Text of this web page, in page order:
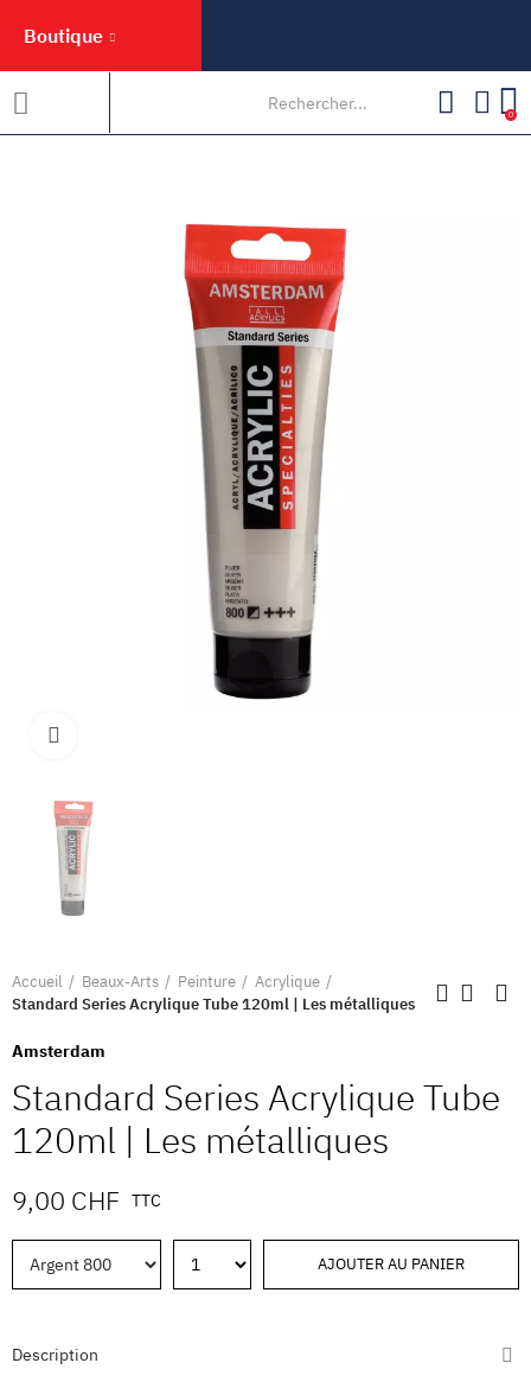
Boutique
0
Accueil Beaux-Arts Peinture
Acrylique
Standard Series Acrylique Tube 120ml | Les métalliques
Amsterdam
Standard Series Acrylique Tube
120ml | Les métalliques
9,00 CHF TTC
AJOUTER AU PANIER
Description